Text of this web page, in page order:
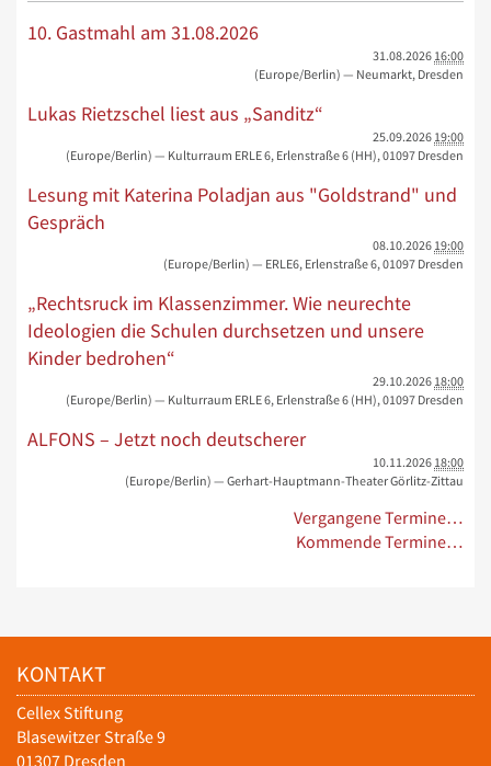
10. Gastmahl am 31.08.2026
31.08.2026 16:00
(Europe/Berlin) — Neumarkt, Dresden
Lukas Rietzschel liest aus „Sanditz“
25.09.2026 19:00
(Europe/Berlin) — Kulturraum ERLE 6, Erlenstraße 6 (HH), 01097 Dresden
Lesung mit Katerina Poladjan aus "Goldstrand" und
Gespräch
08.10.2026 19:00
(Europe/Berlin) — ERLE6, Erlenstraße 6, 01097 Dresden
„Rechtsruck im Klassenzimmer. Wie neurechte
Ideologien die Schulen durchsetzen und unsere
Kinder bedrohen“
29.10.2026 18:00
(Europe/Berlin) — Kulturraum ERLE 6, Erlenstraße 6 (HH), 01097 Dresden
ALFONS – Jetzt noch deutscherer
10.11.2026 18:00
(Europe/Berlin) — Gerhart-Hauptmann-Theater Görlitz-Zittau
Vergangene Termine…
Kommende Termine…
KONTAKT
Cellex Stiftung
Blasewitzer Straße 9
01307 Dresden